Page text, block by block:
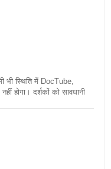
भी स्थिति में DocTube,
होगा। दर्शकों को सावधानी